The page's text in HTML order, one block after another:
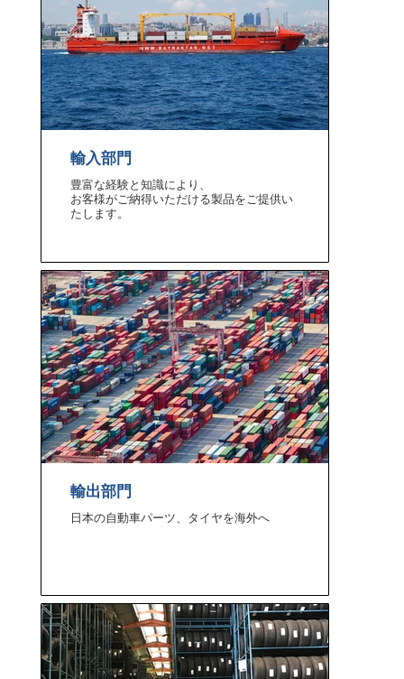
輸入部門
豊富な経験と知識により、
お客様がご納得いただける​製品をご提供い
たします。
輸出部門
​日本の自動車パーツ、タイヤを海外へ